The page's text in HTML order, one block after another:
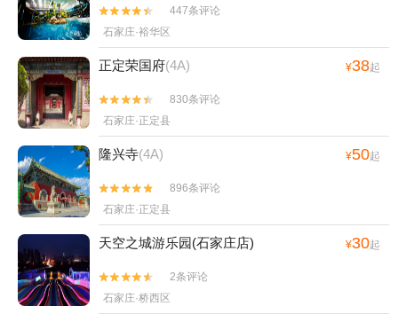


447条评论
石家庄·裕华区
正定荣国府(4A) ¥38起


830条评论
石家庄·正定县
隆兴寺(4A) ¥50起


896条评论
石家庄·正定县
天空之城游乐园(石家庄店) ¥30起


2条评论
石家庄·桥西区